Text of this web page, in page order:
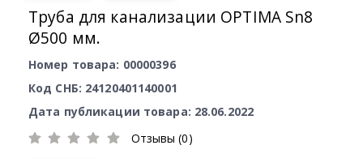
Труба для канализации OPTIMA Sn8
Ø500 мм.
Номер товара: 00000396
Код СНБ: 24120401140001
Дата публикации товара: 28.06.2022
Отзывы (0)